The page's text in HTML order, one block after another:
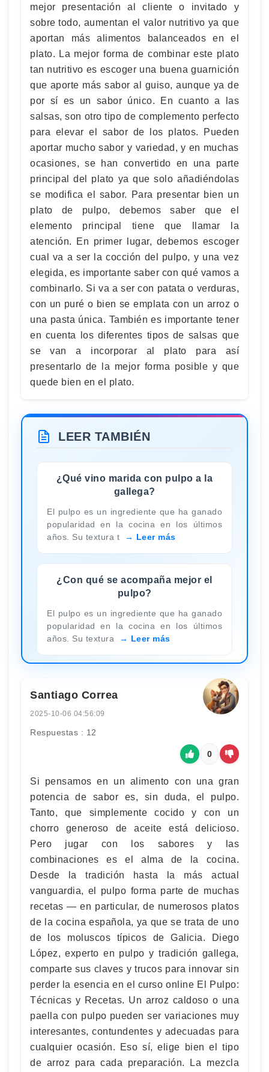
mejor presentación al cliente o invitado y
sobre todo, aumentan el valor nutritivo ya que
aportan más alimentos balanceados en el
plato. La mejor forma de combinar este plato
tan nutritivo es escoger una buena guarnición
que aporte más sabor al guiso, aunque ya de
por sí es un sabor único. En cuanto a las
salsas, son otro tipo de complemento perfecto
para elevar el sabor de los platos. Pueden
aportar mucho sabor y variedad, y en muchas
ocasiones, se han convertido en una parte
principal del plato ya que solo añadiéndolas
se modifica el sabor. Para presentar bien un
plato de pulpo, debemos saber que el
elemento principal tiene que llamar la
atención. En primer lugar, debemos escoger
cual va a ser la cocción del pulpo, y una vez
elegida, es importante saber con qué vamos a
combinarlo. Si va a ser con patata o verduras,
con un puré o bien se emplata con un arroz o
una pasta única. También es importante tener
en cuenta los diferentes tipos de salsas que
se van a incorporar al plato para así
presentarlo de la mejor forma posible y que
quede bien en el plato.
LEER TAMBIÉN
¿Qué vino marida con pulpo a la
gallega?
El pulpo es un ingrediente que ha ganado
popularidad en la cocina en los últimos
años. Su textura t
Leer más
¿Con qué se acompaña mejor el
pulpo?
El pulpo es un ingrediente que ha ganado
popularidad en la cocina en los últimos
años. Su textura
Leer más
Santiago Correa
2025-10-06 04:56:09
Respuestas : 12
0
Si pensamos en un alimento con una gran
potencia de sabor es, sin duda, el pulpo.
Tanto, que simplemente cocido y con un
chorro generoso de aceite está delicioso.
Pero jugar con los sabores y las
combinaciones es el alma de la cocina.
Desde la tradición hasta la más actual
vanguardia, el pulpo forma parte de muchas
recetas — en particular, de numerosos platos
de la cocina española, ya que se trata de uno
de los moluscos típicos de Galicia. Diego
López, experto en pulpo y tradición gallega,
comparte sus claves y trucos para innovar sin
perder la esencia en el curso online El Pulpo:
Técnicas y Recetas. Un arroz caldoso o una
paella con pulpo pueden ser variaciones muy
interesantes, contundentes y adecuadas para
cualquier ocasión. Eso sí, elige bien el tipo
de arroz para cada preparación. La mezcla